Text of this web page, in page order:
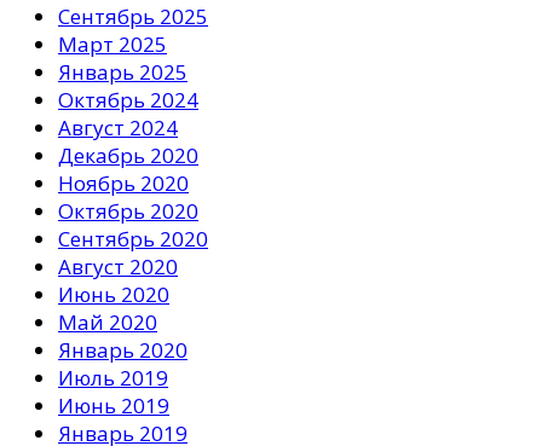
Сентябрь 2025
Март 2025
Январь 2025
Октябрь 2024
Август 2024
Декабрь 2020
Ноябрь 2020
Октябрь 2020
Сентябрь 2020
Август 2020
Июнь 2020
Май 2020
Январь 2020
Июль 2019
Июнь 2019
Январь 2019